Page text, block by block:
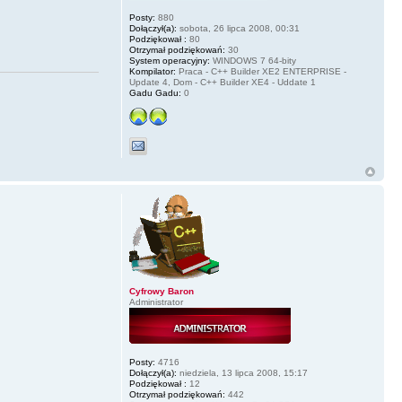
Posty: 880
Dołączył(a): sobota, 26 lipca 2008, 00:31
Podziękował : 80
Otrzymał podziękowań: 30
System operacyjny: WINDOWS 7 64-bity
Kompilator: Praca - C++ Builder XE2 ENTERPRISE -
Update 4, Dom - C++ Builder XE4 - Uddate 1
Gadu Gadu: 0
Cyfrowy Baron
Administrator
Posty: 4716
Dołączył(a): niedziela, 13 lipca 2008, 15:17
Podziękował : 12
Otrzymał podziękowań: 442